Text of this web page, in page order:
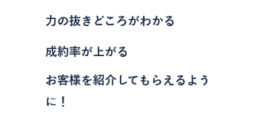
力の抜きどころがわかる
成約率が上がる
お客様を紹介してもらえるよう
に！